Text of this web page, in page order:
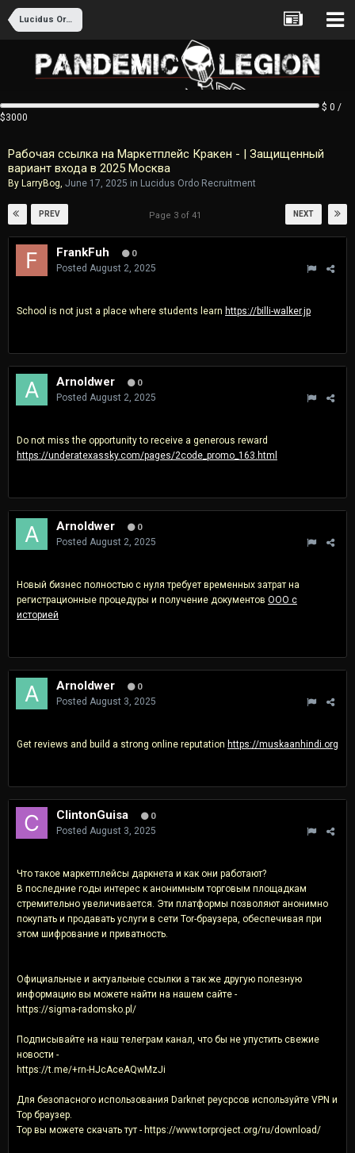
Lucidus Ordo Recruitment
$ 0 /
$3000
Рабочая ссылка на Маркетплейс Кракен - | Защищенный
вариант входа в 2025 Москва
By LarryBog June 17, 2025 in Lucidus Ordo Recruitment
PREV NEXT
Page 3 of 41
FrankFuh 0
Posted August 2, 2025
School is not just a place where students learn https://billi-walker.jp
Arnoldwer 0
Posted August 2, 2025
Do not miss the opportunity to receive a generous reward
https://underatexassky.com/pages/2code_promo_163.html
Arnoldwer 0
Posted August 2, 2025
Новый бизнес полностью с нуля требует временных затрат на
регистрационные процедуры и получение документов ООО с
историей
Arnoldwer 0
Posted August 3, 2025
Get reviews and build a strong online reputation https://muskaanhindi.org
ClintonGuisa 0
Posted August 3, 2025
Что такое маркетплейсы даркнета и как они работают?
В последние годы интерес к анонимным торговым площадкам
стремительно увеличивается. Эти платформы позволяют анонимно
покупать и продавать услуги в сети Tor-браузера, обеспечивая при
этом шифрование и приватность.
Официальные и актуальные ссылки а так же другую полезную
информацию вы можете найти на нашем сайте -
https://sigma-radomsko.pl/
Подписывайте на наш телеграм канал, что бы не упустить свежие
новости -
https://t.me/+rn-HJcAceAQwMzJi
Для безопасного использования Darknet реусрсов используйте VPN и
Тор браузер.
Тор вы можете скачать тут - https://www.torproject.org/ru/download/